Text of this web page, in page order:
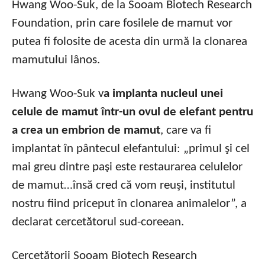
Hwang Woo-Suk, de la Sooam Biotech Research
Foundation, prin care fosilele de mamut vor
putea fi folosite de acesta din urmă la clonarea
mamutului lânos.
Hwang Woo-Suk va implanta nucleul unei
celule de mamut într-un ovul de elefant pentru
a crea un embrion de mamut, care va fi
implantat în pântecul elefantului: „primul şi cel
mai greu dintre paşi este restaurarea celulelor
de mamut…însă cred că vom reuşi, institutul
nostru fiind priceput în clonarea animalelor”, a
declarat cercetătorul sud-coreean.
Cercetătorii Sooam Biotech Research